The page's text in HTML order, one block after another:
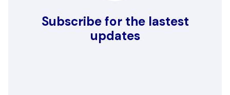
Subscribe for the lastest
updates